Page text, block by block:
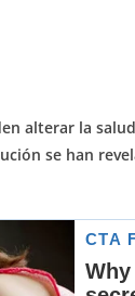
alterar la
se han